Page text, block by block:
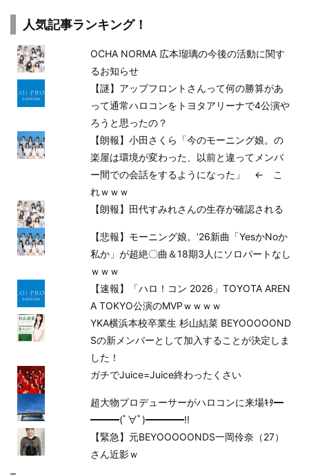
人気記事ランキング！
OCHA NORMA 広本瑠璃の今後の活動に関す
るお知らせ
【謎】アップフロントさんって何の勝算があ
って通常ハロコンをトヨタアリーナで4公演や
ろうと思ったの？
【朗報】小田さくら「今のモーニング娘。の
楽屋は環境が変わった、以前と違ってメンバ
ー間での会話をするようになった」 ← こ
れｗｗｗ
【朗報】田代すみれさんの生存が確認される
【悲報】モーニング娘。’26新曲「YesかNoか
私か」が超絶〇曲＆18期3人にソロパートなし
ｗｗｗ
【速報】「ハロ！コン 2026」TOYOTA AREN
A TOKYO公演のMVPｗｗｗｗ
YKA横浜本校卒業生 杉山結菜 BEYOOOOOND
Sの新メンバーとして加入することが決定しま
した！
ガチでJuice=Juice終わったくさい
超大物プロデューサーがハロコンに来場ｷﾀ━
━━━(ﾟ∀ﾟ)━━━━!!
【緊急】元BEYOOOOONDS一岡伶奈（27）
さん近影ｗ